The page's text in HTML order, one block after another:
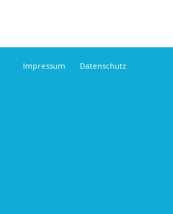
Impressum Datenschutz